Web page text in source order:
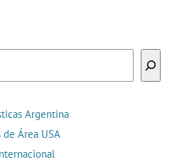
Argentina
de Área USA